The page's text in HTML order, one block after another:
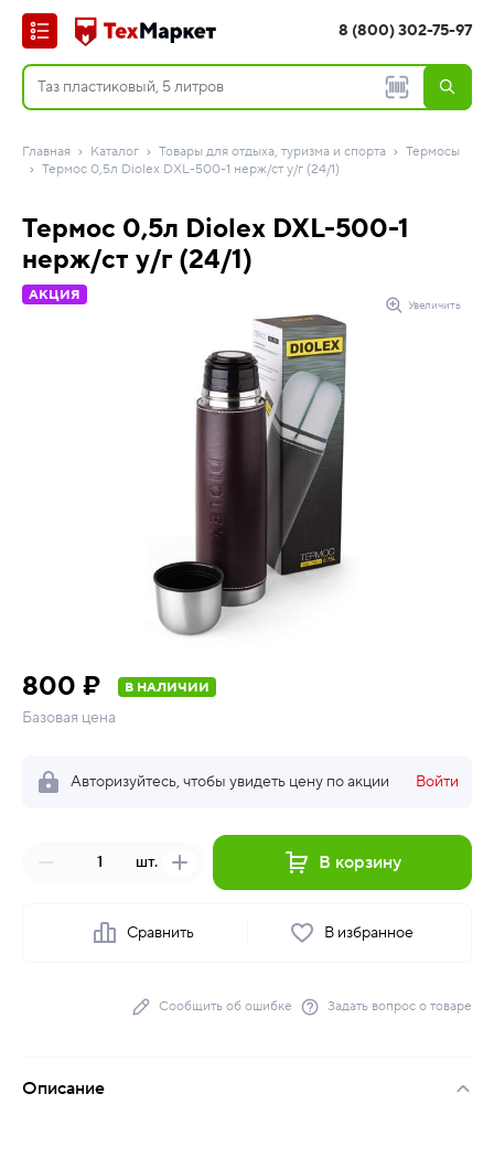
8 (800) 302-75-97
Главная Каталог Товары для отдыха, туризма и спорта
Термосы
Термос 0,5л Diolex DXL-500-1 нерж/ст у/г (24/1)
Термос 0,5л Diolex DXL-500-1
нерж/ст у/г (24/1)
АКЦИЯ
Увеличить
800 ₽ В НАЛИЧИИ
Базовая цена
Авторизуйтесь, чтобы увидеть цену по акции Войти
шт. В корзину
Сравнить В избранное
Сообщить об ошибке Задать вопрос о товаре
Описание